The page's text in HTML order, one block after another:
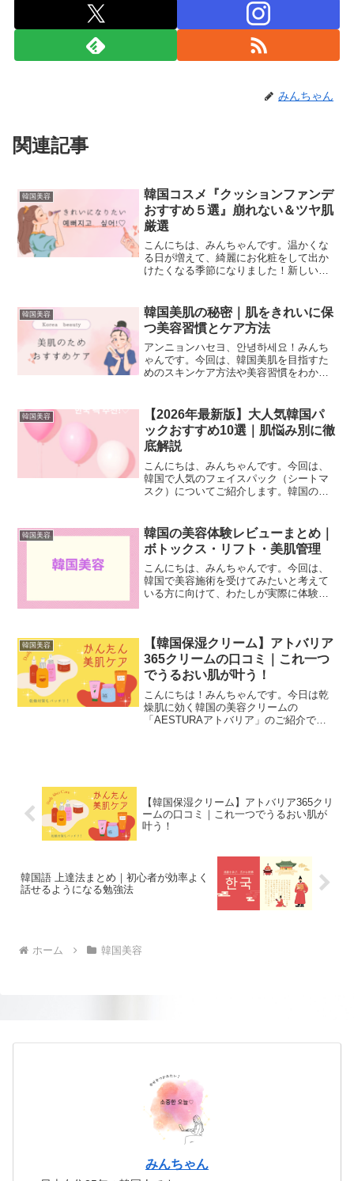
みんちゃん
関連記事
韓国美容
韓国コスメ『クッションファンデ
おすすめ５選』崩れない＆ツヤ肌
厳選
こんにちは、みんちゃんです。温かくな
る日が増えて、綺麗にお化粧をして出か
けたくなる季節になりました！新しいフ
向けて、初心者でも選びやすいように韓
国クッションファンデを紹...
韓国美容
韓国美肌の秘密｜肌をきれいに保
つ美容習慣とケア方法
アンニョンハセヨ、안녕하세요！みんち
ゃんです。今回は、韓国美肌を目指すた
めのスキンケア方法や美容習慣をわかり
知りたい！どんなスキンケアをしている
の？そんな方に向けて、役...
韓国美容
【2026年最新版】大人気韓国パ
ックおすすめ10選｜肌悩み別に徹
底解説
こんにちは、みんちゃんです。今回は、
韓国で人気のフェイスパック（シートマ
スク）についてご紹介します。韓国のフ
アに取り入れている方も多いです。最近
では、肌悩みに合わせて選...
韓国美容
韓国の美容体験レビューまとめ｜
ボトックス・リフト・美肌管理
こんにちは、みんちゃんです。今回は、
韓国で美容施術を受けてみたいと考えて
いる方に向けて、わたしが実際に体験し
グ、ボトックス注射など日本...
韓国美容
【韓国保湿クリーム】アトバリア
365クリームの口コミ｜これ一つ
でうるおい肌が叶う！
こんにちは！みんちゃんです。今日は乾
燥肌に効く韓国の美容クリームの
「AESTURAアトバリア」のご紹介で
【韓国保湿クリーム】アトバリア365クリ
ームの口コミ｜これ一つでうるおい肌が
叶う！
韓国語 上達法まとめ｜初心者が効率よく
話せるようになる勉強法
ホーム 韓国美容
みんちゃん